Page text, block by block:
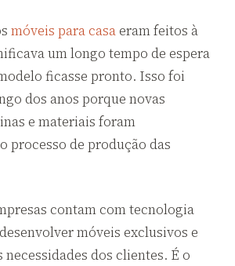
móveis para casaeram feitos à
um longo tempo de espera
ficasse pronto. Isso foi
dos anos porque novas
e materiais foram
processo de produção das
contam com tecnologia
móveis exclusivos e
necessidades dos clientes. É o